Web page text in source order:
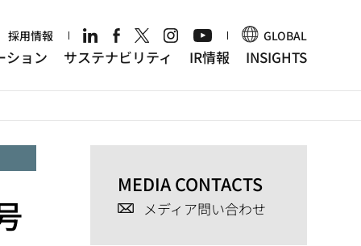
採用情報 GLOBAL
ション サステナビリティ IR情報 INSIGHTS
MEDIA CONTACTS
メディア問い合わせ